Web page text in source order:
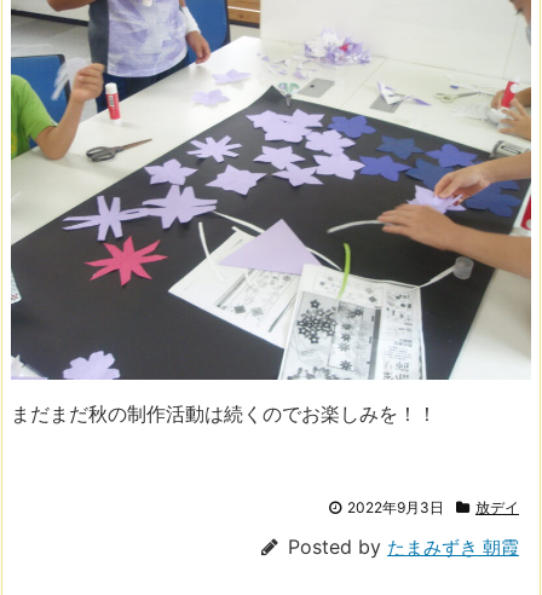
まだまだ秋の制作活動は続くのでお楽しみを！！
2022年9月3日 放デイ
Posted by たまみずき 朝霞